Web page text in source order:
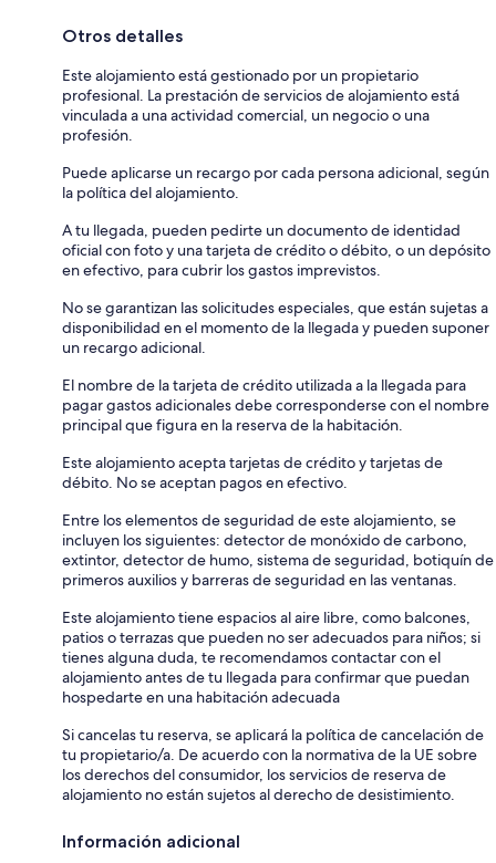
Otros detalles
Este alojamiento está gestionado por un propietario
profesional. La prestación de servicios de alojamiento está
vinculada a una actividad comercial, un negocio o una
profesión.
Puede aplicarse un recargo por cada persona adicional, según
la política del alojamiento.
A tu llegada, pueden pedirte un documento de identidad
oficial con foto y una tarjeta de crédito o débito, o un depósito
en efectivo, para cubrir los gastos imprevistos.
No se garantizan las solicitudes especiales, que están sujetas a
disponibilidad en el momento de la llegada y pueden suponer
un recargo adicional.
El nombre de la tarjeta de crédito utilizada a la llegada para
pagar gastos adicionales debe corresponderse con el nombre
principal que figura en la reserva de la habitación.
Este alojamiento acepta tarjetas de crédito y tarjetas de
débito. No se aceptan pagos en efectivo.
Entre los elementos de seguridad de este alojamiento, se
incluyen los siguientes: detector de monóxido de carbono,
extintor, detector de humo, sistema de seguridad, botiquín de
primeros auxilios y barreras de seguridad en las ventanas.
Este alojamiento tiene espacios al aire libre, como balcones,
patios o terrazas que pueden no ser adecuados para niños; si
tienes alguna duda, te recomendamos contactar con el
alojamiento antes de tu llegada para confirmar que puedan
hospedarte en una habitación adecuada
Si cancelas tu reserva, se aplicará la política de cancelación de
tu propietario/a. De acuerdo con la normativa de la UE sobre
los derechos del consumidor, los servicios de reserva de
alojamiento no están sujetos al derecho de desistimiento.
Información adicional